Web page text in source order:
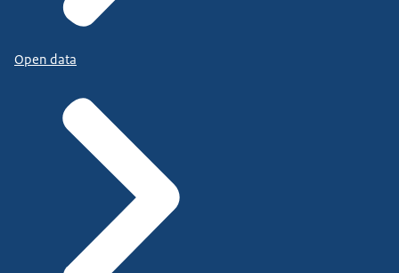
Open data